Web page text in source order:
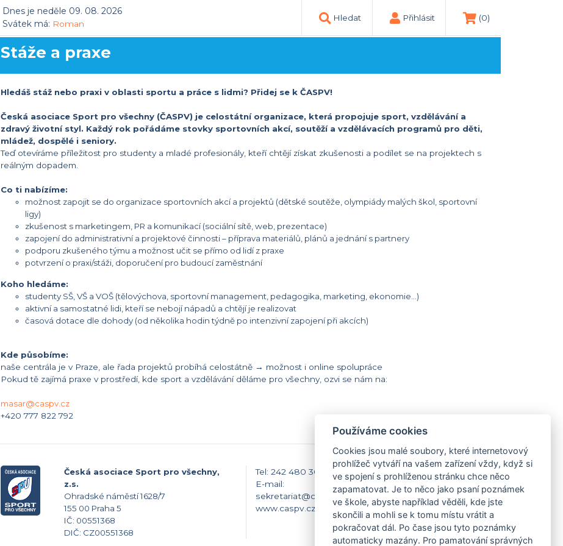
Dnes je neděle 09. 08. 2026
Svátek má: Roman
Hledat Přihlásit (0)
Stáže a praxe
Hledáš stáž nebo praxi v oblasti sportu a práce s lidmi? Přidej se k ČASPV!
Česká asociace Sport pro všechny (ČASPV) je celostátní organizace, která propojuje sport, vzdělávání a
zdravý životní styl. Každý rok pořádáme stovky sportovních akcí, soutěží a vzdělávacích programů pro děti,
mládež, dospělé i seniory.
Teď otevíráme příležitost pro studenty a mladé profesionály, kteří chtějí získat zkušenosti a podílet se na projektech s
reálným dopadem.
Co ti nabízíme:
možnost zapojit se do organizace sportovních akcí a projektů (dětské soutěže, olympiády malých škol, sportovní
ligy)
zkušenost s marketingem, PR a komunikací (sociální sítě, web, prezentace)
zapojení do administrativní a projektové činnosti – příprava materiálů, plánů a jednání s partnery
podporu zkušeného týmu a možnost učit se přímo od lidí z praxe
potvrzení o praxi/stáži, doporučení pro budoucí zaměstnání
Koho hledáme:
studenty SŠ, VŠ a VOŠ (tělovýchova, sportovní management, pedagogika, marketing, ekonomie…)
aktivní a samostatné lidi, kteří se nebojí nápadů a chtějí je realizovat
časová dotace dle dohody (od několika hodin týdně po intenzivní zapojení při akcích)
Kde působíme:
naše centrála je v Praze, ale řada projektů probíhá celostátně → možnost i online spolupráce
Pokud tě zajímá praxe v prostředí, kde sport a vzdělávání děláme pro všechny, ozvi se nám na:
masar@caspv.cz
+420 777 822 792
Česká asociace Sport pro všechny,
z.s.
Ohradské náměstí 1628/7
155 00 Praha 5
IČ: 00551368
DIČ: CZ00551368
Tel: 242 480 301
E-mail:
sekretariat@caspv.cz
www.caspv.cz
Kontakty
Domů
Napište nám
Facebook
Nastavení cookies
Používáme cookies
Cookies jsou malé soubory, které internetovový
prohlížeč vytváří na vašem zařízení vždy, když si
ve spojení s prohlíženou stránku chce něco
zapamatovat. Je to něco jako psaní poznámek
ve škole, abyste například věděli, kde jste
skončili a mohli se k tomu místu vrátit a
pokračovat dál. Po čase jsou tyto poznámky
automaticky mazány. Pro pamatování správných